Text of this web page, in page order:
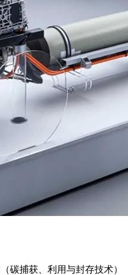
碳捕获、利用与封存技术）